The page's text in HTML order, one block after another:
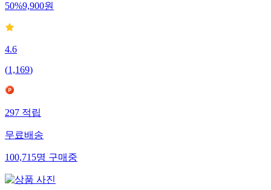
50%9,900원
4.6
(1,169)
297적립
무료배송
100,715명구매중